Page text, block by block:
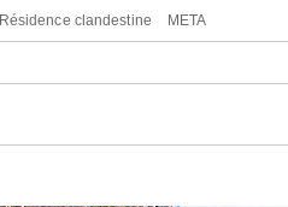
Résidence clandestine META